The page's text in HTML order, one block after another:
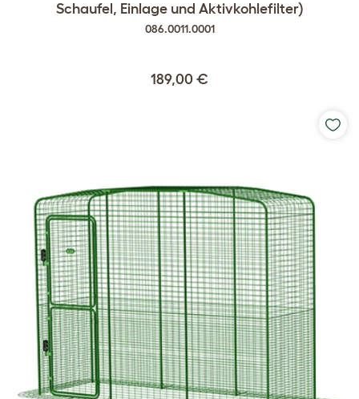
Schaufel, Einlage und Aktivkohlefilter)
086.0011.0001
189,00 €